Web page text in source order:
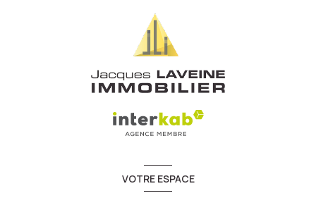
VOTRE ESPACE